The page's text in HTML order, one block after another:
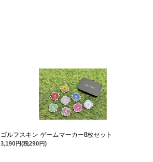
ゴルフスキン ゲームマーカー8枚セット
3,190円(税290円)